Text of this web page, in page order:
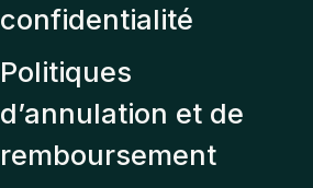
confidentialité
Politiques
d’annulation et de
remboursement